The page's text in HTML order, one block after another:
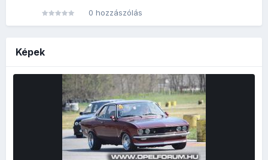
0 hozzászólás
Képek